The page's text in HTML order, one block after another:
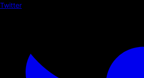
Twitter